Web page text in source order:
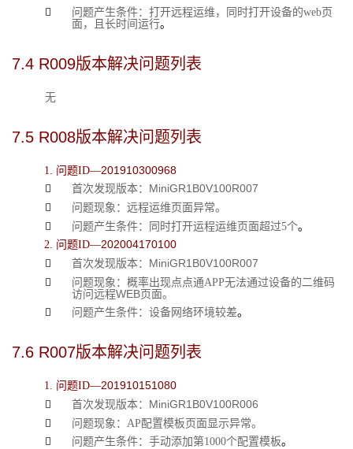

问题产生条件：打开远程运维，同时打开设备的web页
面， 且长时间运行。
7.4 R009版本解决问题列表
无
7.5 R008版本解决问题列表
1. 问题ID—201910300968
 首次发现版本： MiniGR1B0V100R007
 问题现象：远程运维页面异常。

问题产生条件：同 时打开运程运维页面超过5个。
2. 问题ID—202004170100
 首次发现版本： MiniGR1 B0V100R007
 问题现象：概率出现点点通APP无法通过设备的二维码
访问远程WEB页面。

问题产生条件：设备网络环境较差。
7.6 R007版本解决问题列表
1. 问题ID—201910151080
 首次发现版本： MiniGR1 B0V100R006
 问题现象：AP配置模板页面显示异常。

问题产生条件：手动添加第1000个配置模板。